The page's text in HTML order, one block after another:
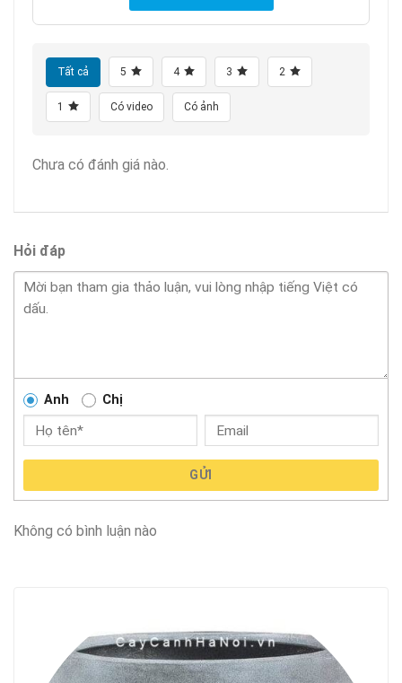
Tất cả 5 4 3 2
1 Có video Có ảnh
Chưa có đánh giá nào.
Hỏi đáp
Anh Chị
GỬI
Không có bình luận nào